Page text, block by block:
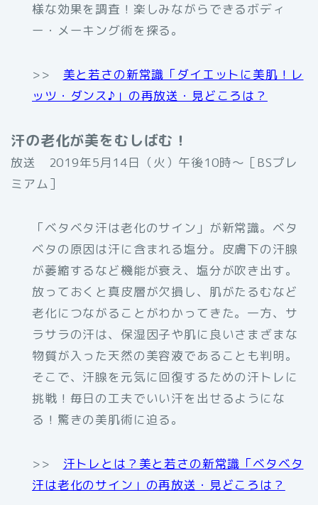
様な効果を調査！楽しみながらできるボディ
ー・メーキング術を探る。
>> 美と若さの新常識「ダイエットに美肌！レ
ッツ・ダンス♪」の再放送・見どころは？
汗の老化が美をむしばむ！
放送 2019年5月14日（火）午後10時〜［BSプレ
ミアム］
「ベタベタ汗は老化のサイン」が新常識。ベタ
ベタの原因は汗に含まれる塩分。皮膚下の汗腺
が萎縮するなど機能が衰え、塩分が吹き出す。
放っておくと真皮層が欠損し、肌がたるむなど
老化につながることがわかってきた。一方、サ
ラサラの汗は、保湿因子や肌に良いさまざまな
物質が入った天然の美容液であることも判明。
そこで、汗腺を元気に回復するための汗トレに
挑戦！毎日の工夫でいい汗を出せるようにな
る！驚きの美肌術に迫る。
>> 汗トレとは？美と若さの新常識「ベタベタ
汗は老化のサイン」の再放送・見どころは？